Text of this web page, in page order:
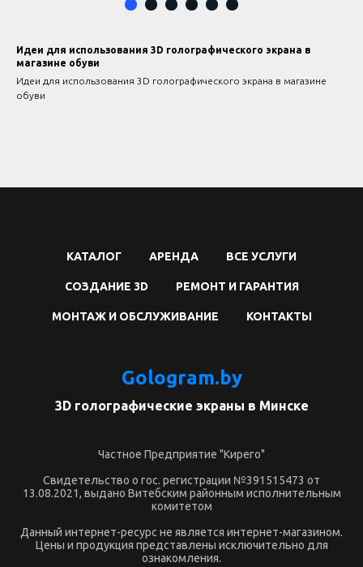
Идеи для использования 3D голографического экрана в
магазине обуви
Идеи для использования 3D голографического экрана в магазине
обуви
КАТАЛОГ АРЕНДА ВСЕ УСЛУГИ
СОЗДАНИЕ 3D РЕМОНТ И ГАРАНТИЯ
МОНТАЖ И ОБСЛУЖИВАНИЕ КОНТАКТЫ
Gologram.by
3D голографические экраны в Минске
Частное Предприятие "Кирего"
Свидетельство о гос. регистрации №391515473 от
13.08.2021, выдано Витебским районным исполнительным
комитетом
Данный интернет-ресурс не является интернет-магазином.
Цены и продукция представлены исключительно для
ознакомления.